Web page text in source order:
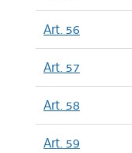
Art. 56
Art. 57
Art. 58
Art. 59